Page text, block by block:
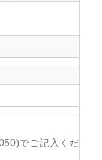
でご記入くだ